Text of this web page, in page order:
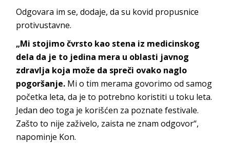
Odgovara im se, dodaje, da su kovid propusnice
protivustavne.
„Mi stojimo čvrsto kao stena iz medicinskog
dela da je to jedina mera u oblasti javnog
zdravlja koja može da spreči ovako naglo
pogoršanje. Mi o tim merama govorimo od samog
početka leta, da je to potrebno koristiti u toku leta.
Jedan deo toga je korišćen za poznate festivale.
Zašto to nije zaživelo, zaista ne znam odgovor“,
napominje Kon.